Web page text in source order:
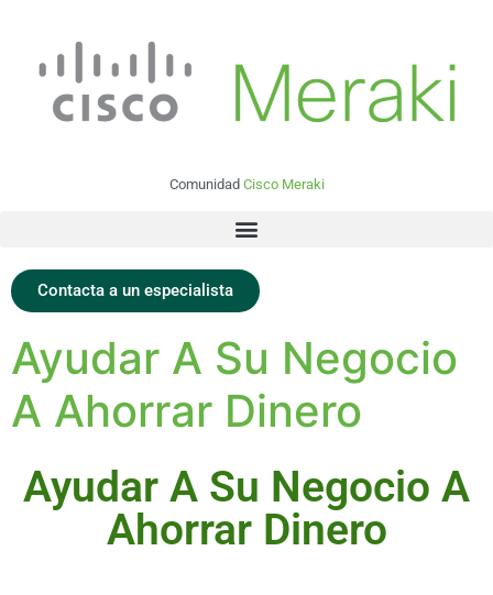
Comunidad Cisco Meraki
Contacta a un especialista
Ayudar A Su Negocio
A Ahorrar Dinero
Ayudar A Su Negocio A
Ahorrar Dinero